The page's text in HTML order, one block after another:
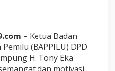
– Ketua Badan
(BAPPILU) DPD
H. Tony Eka
dan motivasi